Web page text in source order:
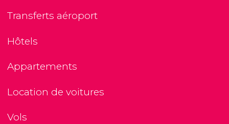
Transferts aéroport
Hôtels
Appartements
Location de voitures
Vols